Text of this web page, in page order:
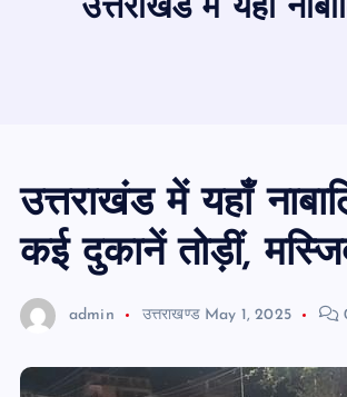
उत्तराखंड में यहाँ
उत्तराखंड में यहाँ
कई दुकानें तोड़ीं,
admin उत्तराखण्ड May 1, 2025